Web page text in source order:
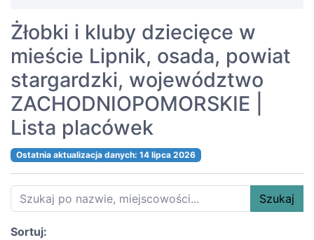
Żłobki i kluby dziecięce w
mieście Lipnik, osada, powiat
stargardzki, województwo
ZACHODNIOPOMORSKIE |
Lista placówek
Ostatnia aktualizacja danych: 14 lipca 2026
Szukaj
Sortuj: